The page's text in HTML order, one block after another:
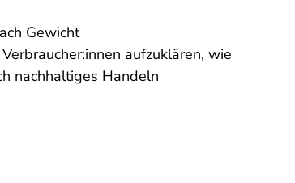
Gewicht
aufzuklären, wie
nachhaltiges Handeln